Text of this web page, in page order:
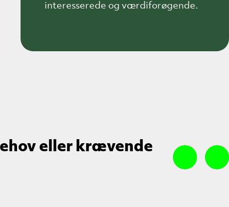
interesserede og værdiforøgende.
eller krævende